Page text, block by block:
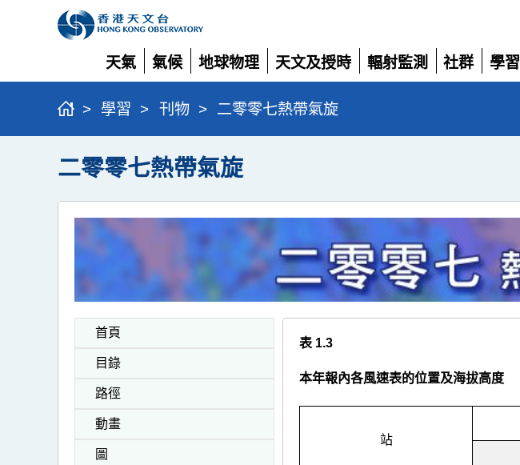
天氣
展
開
氣候
展
開
地球物理
展
開
天文及授時
展
開
輻射監測
展
社群
展
學習
展
> 學習 > 刊物 > 二零零七熱帶氣旋
二零零七熱帶氣旋
首頁
目錄
路徑
動畫
圖
表 1.3
本年報內各風速表的位置及海拔高度
站